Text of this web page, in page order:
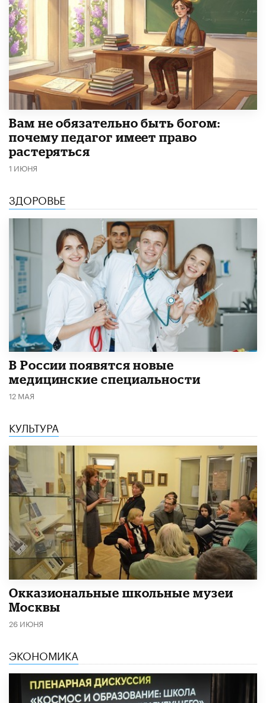
​Вам не обязательно быть богом:
почему педагог имеет право
растеряться
1 ИЮНЯ
ЗДОРОВЬЕ
В России появятся новые
медицинские специальности
12 МАЯ
КУЛЬТУРА
​Окказиональные школьные музеи
Москвы
26 ИЮНЯ
ЭКОНОМИКА